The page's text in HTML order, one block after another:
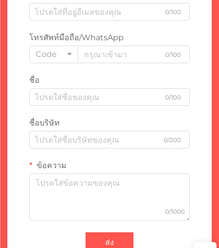
0/100
โทรศัพท์มือถือ/WhatsApp
Code
0/100
ชื่อ
0/100
ชื่อบริษัท
0/200
ข้อความ
0/1000
ส่ง